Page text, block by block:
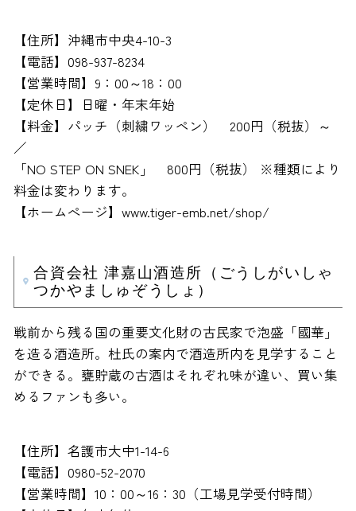
【住所】沖縄市中央4-10-3
【電話】098-937-8234
【営業時間】9：00～18：00
【定休日】日曜・年末年始
【料金】パッチ（刺繍ワッペン） 200円（税抜）～
／
「NO STEP ON SNEK」 800円（税抜） ※種類により
料金は変わります。
【ホームぺージ】www.tiger-emb.net/shop/
合資会社 津嘉山酒造所（ごうしがいしゃ
つかやましゅぞうしょ）
戦前から残る国の重要文化財の古民家で泡盛「國華」
を造る酒造所。杜氏の案内で酒造所内を見学すること
ができる。甕貯蔵の古酒はそれぞれ味が違い、買い集
めるファンも多い。
【住所】名護市大中1-14-6
【電話】0980-52-2070
【営業時間】10：00～16：30（工場見学受付時間）